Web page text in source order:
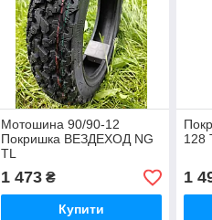
Мотошина 90/90-12
Покришка ВЕЗДЕХОД NG
ТL
1 473₴
Купити
128
1